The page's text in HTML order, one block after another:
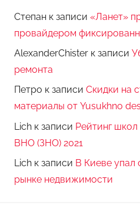
Степан к записи «Ланет»
провайдером
AlexanderChister к записи
ремонта
Петро к записи Скидки на
материалы от Yusukhno
Lich к записи Рейтинг школ
ВНО (ЗНО) 2021
Lich к записи В Киеве упал
рынке недвижимости